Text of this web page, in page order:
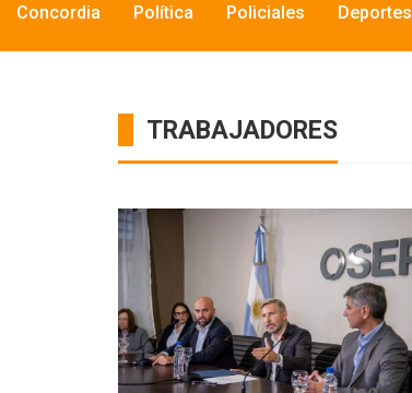
Concordia Política Policiales Deportes
TRABAJADORES